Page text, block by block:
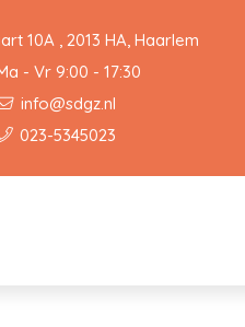
10A , 2013 HA, Haarlem
- Vr 9:00 - 17:30
info@sdgz.nl
023-5345023